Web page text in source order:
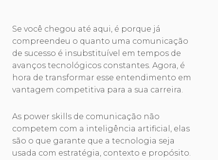
Se você chegou até aqui, é porque já
compreendeu o quanto uma comunicação
de sucesso é insubstituível em tempos de
avanços tecnológicos constantes. Agora, é
hora de transformar esse entendimento em
vantagem competitiva para a sua carreira.
As power skills de comunicação não
competem com a inteligência artificial, elas
são o que garante que a tecnologia seja
usada com estratégia, contexto e propósito.